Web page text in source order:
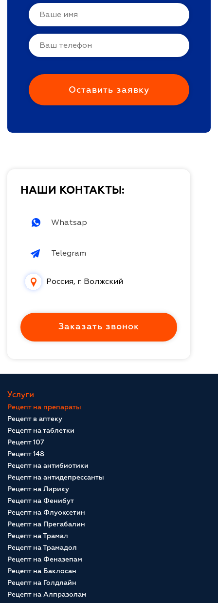
НАШИ КОНТАКТЫ:
Whatsap
Telegram
Россия, г. Волжский
Заказать звонок
Услуги
Рецепт на препараты
Рецепт в аптеку
Рецепт на таблетки
Рецепт 107
Рецепт 148
Рецепт на антибиотики
Рецепт на антидепрессанты
Рецепт на Лирику
Рецепт на Фенибут
Рецепт на Флуоксетин
Рецепт на Прегабалин
Рецепт на Трамал
Рецепт на Трамадол
Рецепт на Феназепам
Рецепт на Баклосан
Рецепт на Голдлайн
Рецепт на Алпразолам